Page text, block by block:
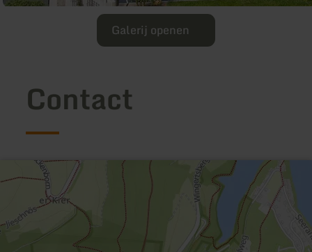
Galerij openen
Contact